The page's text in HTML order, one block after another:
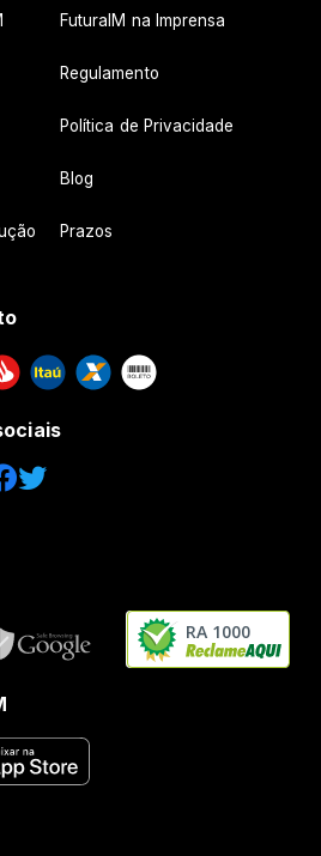
FuturaIM na Imprensa
Regulamento
Política de Privacidade
Blog
Prazos
RA 1000